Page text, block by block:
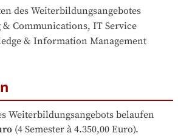
des Weiterbildungsangebotes
& Communications, IT Service
& Information Management
Weiterbildungsangebots belaufen
(4 Semester à 4.350,00 Euro).